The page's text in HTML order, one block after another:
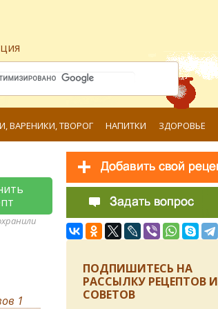
ВАРЕНИКИ, ТВОРОГ НАПИТКИ ЗДОРОВЬЕ
1
ПОДПИШИТЕСЬ НА
РАССЫЛКУ РЕЦЕПТОВ И
СОВЕТОВ